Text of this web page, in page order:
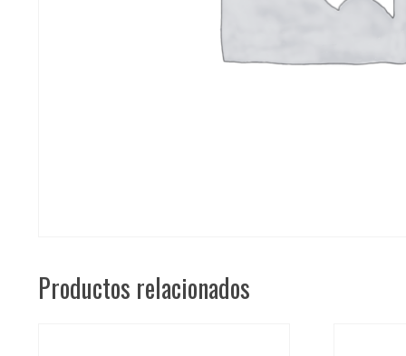
Productos relacionados